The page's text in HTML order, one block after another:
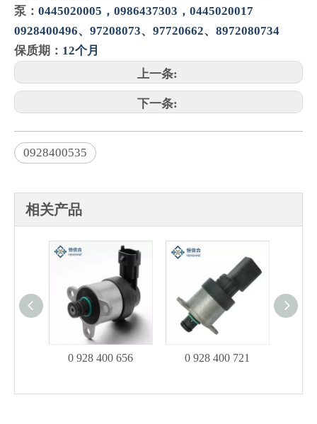
泵： 0445020005，0986437303，0445020017
0928400496、97208073、97720662、8972080734
保质期： 12个月
上一条:
下一条:
0928400535
相关产品
0 928 400 656 0 928 400 721